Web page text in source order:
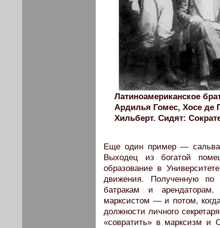
Латиноамериканское
Ардилья Гомес, Хосе де
Хильберт. Сидят:
Еще один пример —
Выходец из богатой
образование в
движения. Полученную по
батракам и
марксистом — и потом,
должности личного
«совратить» в марксизм